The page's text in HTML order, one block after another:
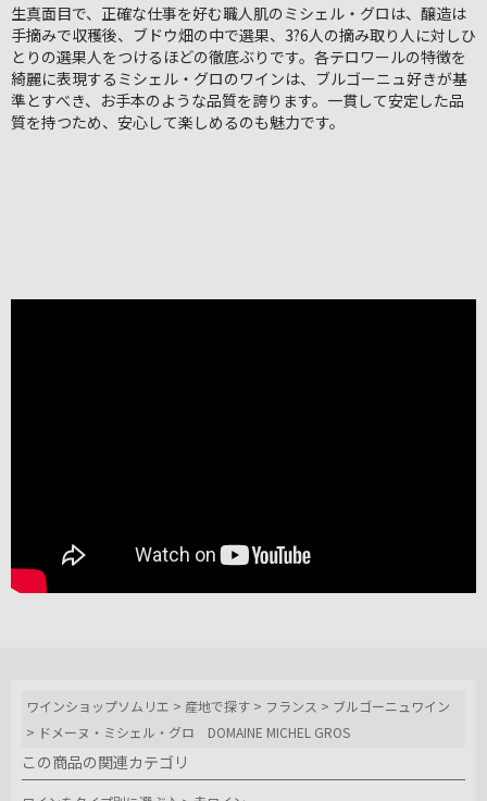
生真面目で、正確な仕事を好む職人肌のミシェル・グロは、醸造は
手摘みで収穫後、ブドウ畑の中で選果、3?6人の摘み取り人に対しひ
とりの選果人をつけるほどの徹底ぶりです。各テロワールの特徴を
綺麗に表現するミシェル・グロのワインは、ブルゴーニュ好きが基
準とすべき、お手本のような品質を誇ります。一貫して安定した品
質を持つため、安心して楽しめるのも魅力です。
ワインショップソムリエ > 産地で探す > フランス > ブルゴーニュワイン
> ドメーヌ・ミシェル・グロ DOMAINE MICHEL GROS
この商品の関連カテゴリ